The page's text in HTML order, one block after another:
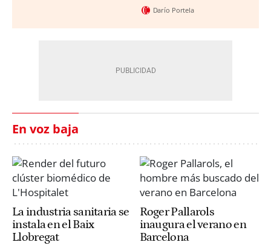
Darío Portela
En voz baja
La industria sanitaria se
instala en el Baix
Llobregat
Roger Pallarols
inaugura el verano en
Barcelona